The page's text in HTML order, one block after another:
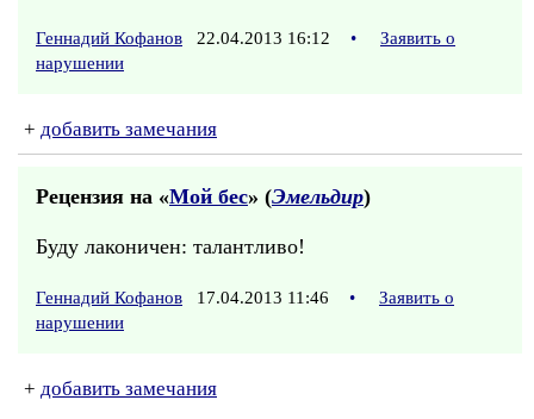
Геннадий Кофанов 22.04.2013 16:12 •
Заявить о
нарушении
+ добавить замечания
Рецензия на «Мой бес» (Эмельдир)
Буду лаконичен: талантливо!
Геннадий Кофанов 17.04.2013 11:46 •
Заявить о
нарушении
+ добавить замечания